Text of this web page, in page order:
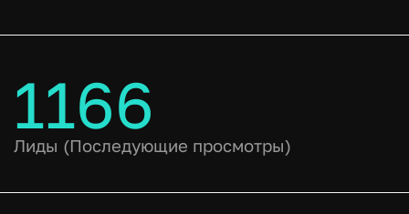
1166
Лиды (Последующие просмотры)